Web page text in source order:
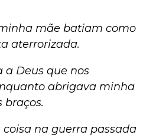
mãe batiam como
aterrorizada.
a Deus que nos
abrigava minha
braços.
coisa na guerra passada